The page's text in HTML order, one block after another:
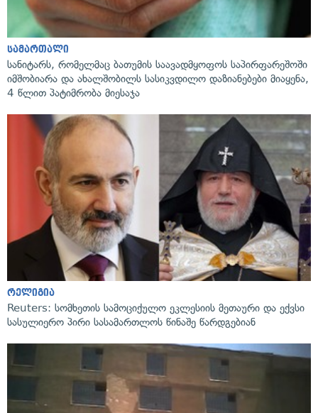
სამართალი
სანიტარს, რომელმაც ბათუმის საავადმყოფოს საპირფარეშოში
იმშობიარა და ახალშობილს სასიკვდილო დაზიანებები მიაყენა,
4 წლით პატიმრობა მიესაჯა
რელიგია
Reuters: სომხეთის სამოციქულო ეკლესიის მეთაური და ექვსი
სასულიერო პირი სასამართლოს წინაშე წარდგებიან